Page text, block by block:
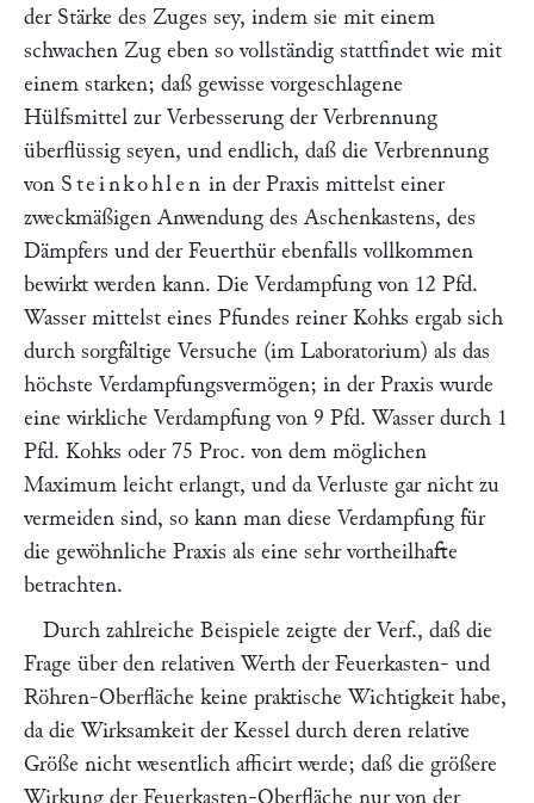
der Stärke des Zuges sey, indem sie mit einem
schwachen Zug eben so vollständig stattfindet wie mit
einem starken; daß gewisse vorgeschlagene
Hülfsmittel zur Verbesserung der Verbrennung
überflüssig seyen, und endlich, daß die Verbrennung
von Steinkohlen in der Praxis mittelst einer
zweckmäßigen Anwendung des Aschenkastens, des
Dämpfers und der Feuerthür ebenfalls vollkommen
bewirkt werden kann. Die Verdampfung von 12 Pfd.
Wasser mittelst eines Pfundes reiner Kohks ergab sich
durch sorgfältige Versuche (im Laboratorium) als das
höchste Verdampfungsvermögen; in der Praxis wurde
eine wirkliche Verdampfung von 9 Pfd. Wasser durch 1
Pfd. Kohks oder 75 Proc. von dem möglichen
Maximum leicht erlangt, und da Verluste gar nicht zu
vermeiden sind, so kann man diese Verdampfung für
die gewöhnliche Praxis als eine sehr vortheilhafte
betrachten.
Durch zahlreiche Beispiele zeigte der Verf., daß die
Frage über den relativen Werth der Feuerkasten- und
Röhren-Oberfläche keine praktische Wichtigkeit habe,
da die Wirksamkeit der Kessel durch deren relative
Größe nicht wesentlich afficirt werde; daß die größere
Wirkung der Feuerkasten-Oberfläche nur von der